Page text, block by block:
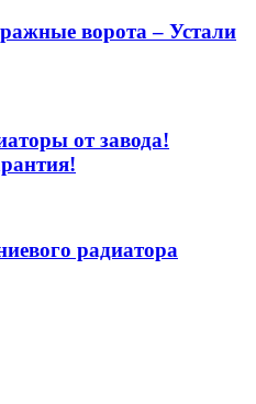
ворота – Устали
от завода!
радиатора